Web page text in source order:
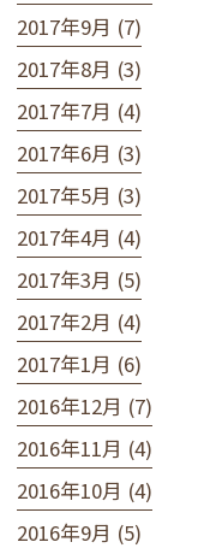
2017年9月 (7)
2017年8月 (3)
2017年7月 (4)
2017年6月 (3)
2017年5月 (3)
2017年4月 (4)
2017年3月 (5)
2017年2月 (4)
2017年1月 (6)
2016年12月 (7)
2016年11月 (4)
2016年10月 (4)
2016年9月 (5)